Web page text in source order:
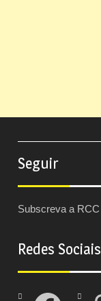
Seguir
Subscreva a
Redes Sociais
Facebook